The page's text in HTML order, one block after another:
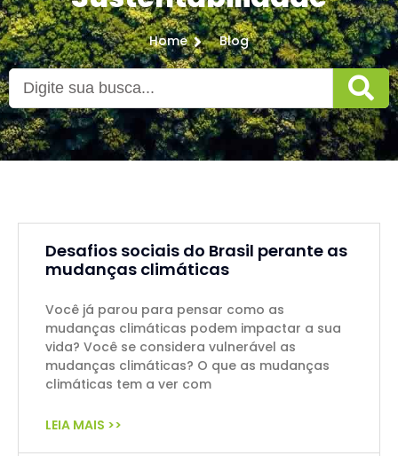
Home Blog
Desafios sociais do Brasil perante as
mudanças climáticas
Você já parou para pensar como as
mudanças climáticas podem impactar a sua
vida? Você se considera vulnerável as
mudanças climáticas? O que as mudanças
climáticas tem a ver com
LEIA MAIS >>